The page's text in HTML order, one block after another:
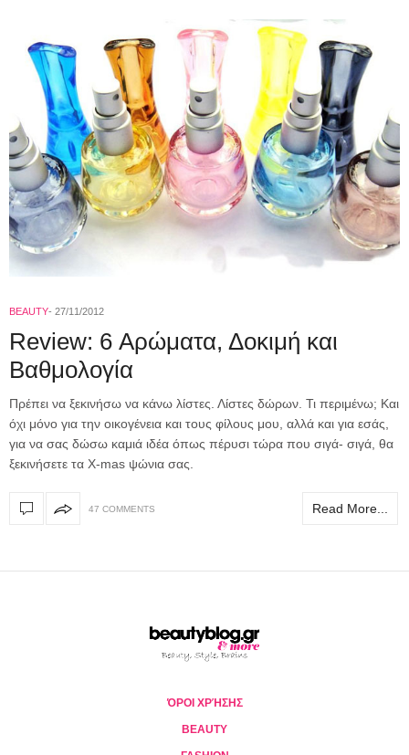
BEAUTY 27/11/2012
Review: 6 Αρώματα, Δοκιμή και
Βαθμολογία
Πρέπει να ξεκινήσω να κάνω λίστες. Λίστες δώρων. Τι περιμένω; Και
όχι μόνο για την οικογένεια και τους φίλους μου, αλλά και για εσάς,
για να σας δώσω καμιά ιδέα όπως πέρυσι τώρα που σιγά- σιγά, θα
ξεκινήσετε τα X-mas ψώνια σας.
47 COMMENTS Read More...
ΌΡΟΙ ΧΡΉΣΗΣ
BEAUTY